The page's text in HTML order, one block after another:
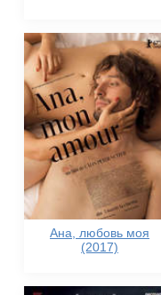
Ана, любовь моя
(2017)